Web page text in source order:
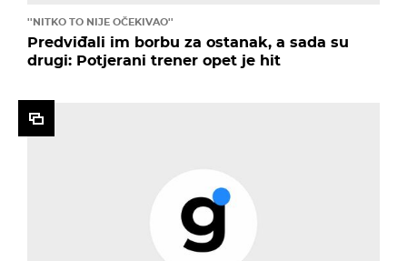
''NITKO TO NIJE OČEKIVAO''
Predviđali im borbu za ostanak, a sada su
drugi: Potjerani trener opet je hit